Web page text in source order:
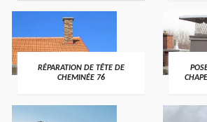
RÉPARATION DE TÊTE DE
CHEMINÉE 76